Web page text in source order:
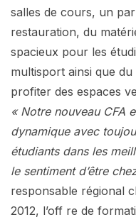
salles de cours, un
restauration, du
spacieux pour les
multisport ainsi que
profiter des espaces
« Notre nouveau CFA
dynamique avec
étudiants dans les
le sentiment d’être
responsable régional
2012, l’off re de